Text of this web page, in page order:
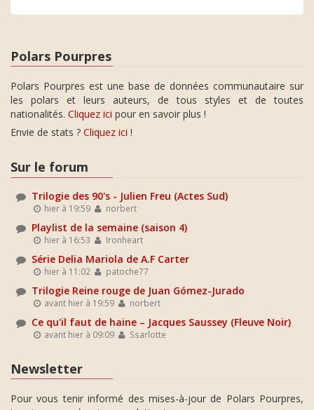
Polars Pourpres
Polars Pourpres est une base de données communautaire sur
les polars et leurs auteurs, de tous styles et de toutes
nationalités. Cliquez ici pour en savoir plus !
Envie de stats ? Cliquez ici !
Sur le forum
Trilogie des 90's - Julien Freu (Actes Sud)
hier à 19:59 norbert
Playlist de la semaine (saison 4)
hier à 16:53 Ironheart
Série Delia Mariola de A.F Carter
hier à 11:02 patoche77
Trilogie Reine rouge de Juan Gómez-Jurado
avant hier à 19:59 norbert
Ce qu'il faut de haine – Jacques Saussey (Fleuve Noir)
avant hier à 09:09 Ssarlotte
Newsletter
Pour vous tenir informé des mises-à-jour de Polars Pourpres,